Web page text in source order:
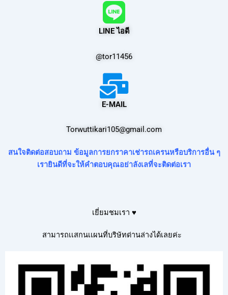
LINE ไอดี
@tor11456
E-MAIL
Torwuttikari105@gmail.com
สนใจติดต่อสอบถาม ข้อมูลการยกราคาเช่ารถเครนหรือบริการอื่น ๆ
เรายินดีที่จะให้คำตอบคุณอย่าลังเลที่จะติดต่อเรา
เยี่ยมชมเรา ♥
สามารถเเสกนเเผนที่บริษัทด่านล่างได้เลยค่ะ